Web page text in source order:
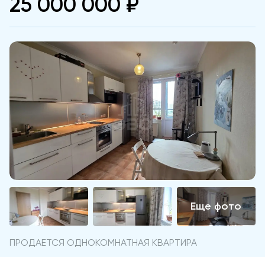
ПРОДАЕТСЯ ОДНОКОМНАТНАЯ КВАРТИРА